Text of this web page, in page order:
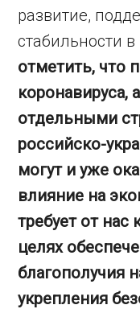
развитие,
стабильности в
отметить, что
коронавируса,
отдельными
российско-
могут и уже
влияние на
требует от
целях
благополучия
укрепления